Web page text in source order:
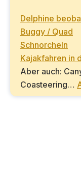
Delphine
Buggy / Quad
Schnorcheln
Kajakfahren in
Aber auch:
Coasteering…